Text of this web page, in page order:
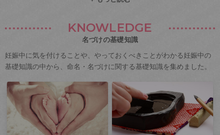
KNOWLEDGE
名づけの基礎知識
妊娠中に気を付けることや、やっておくべきことがわかる妊娠中の
基礎知識の中から、命名・名づけに関する基礎知識を集めました。